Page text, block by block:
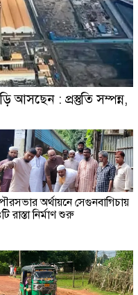
আসছেন : প্রস্তুতি সম্পন্ন,
অর্থায়নে সেগুনবাগিচায়
রাস্তা নির্মাণ শুরু